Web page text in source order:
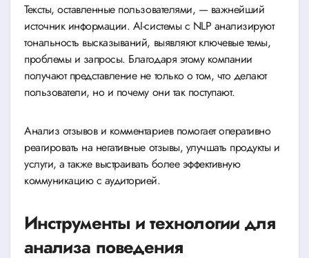
Тексты, оставленные пользователями, — важнейший
источник информации. AI-системы с NLP анализируют
тональность высказываний, выявляют ключевые темы,
проблемы и запросы. Благодаря этому компании
получают представление не только о том, что делают
пользователи, но и почему они так поступают.
Анализ отзывов и комментариев помогает оперативно
реагировать на негативные отзывы, улучшать продукты и
услуги, а также выстраивать более эффективную
коммуникацию с аудиторией.
Инструменты и технологии для
анализа поведения